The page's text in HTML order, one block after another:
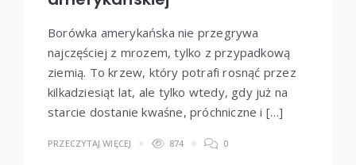
Borówka amerykańska nie przegrywa
najczęściej z mrozem, tylko z przypadkową
ziemią. To krzew, który potrafi rosnąć przez
kilkadziesiąt lat, ale tylko wtedy, gdy już na
starcie dostanie kwaśne, próchniczne i […]
PRZECZYTAJ WIĘCEJ 874 0